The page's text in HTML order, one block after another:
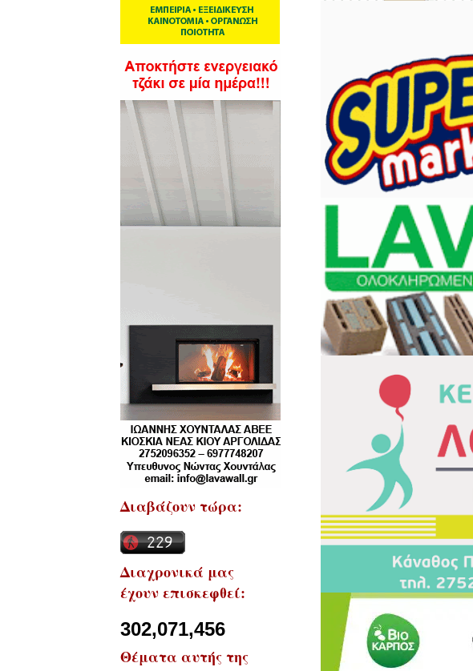
Διαβάζουν τώρα:
Διαχρονικά μας
έχουν επισκεφθεί:
302,071,456
Θέματα αυτής της